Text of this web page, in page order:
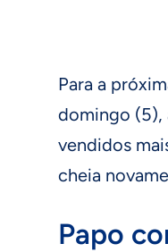
Para a
domingo (5),
vendidos
cheia
Papo